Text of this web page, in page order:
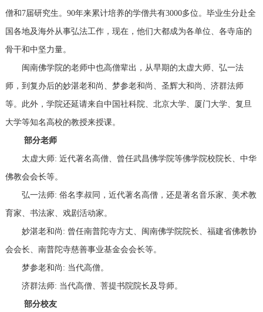
僧和7届研究生。90年来累计培养的学僧共有3000多位。毕业生分赴全
国各地及海外从事弘法工作，现在，他们大都成为各单位、各寺庙的
骨干和中坚力量。
闽南佛学院的老师中也高僧辈出，从早期的太虚大师、弘一法
师，到复办后的妙湛老和尚、梦参老和尚、圣辉大和尚、济群法师
等。此外，学院还延请来自中国社科院、北京大学、厦门大学、复旦
大学等知名高校的教授来授课。
部分老师
太虚大师: 近代著名高僧、曾任武昌佛学院等佛学院校院长、中华
佛教会会长等。
弘一法师: 俗名李叔同，近代著名高僧，还是著名音乐家、美术教
育家、书法家、戏剧活动家。
妙湛老和尚: 曾任南普陀寺方丈、闽南佛学院院长、福建省佛教协
会会长、南普陀寺慈善事业基金会会长等。
梦参老和尚: 当代高僧。
济群法师: 当代高僧、菩提书院院长及导师。
部分校友